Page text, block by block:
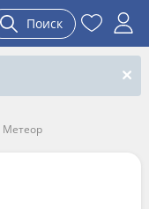
Поиск
Метеор